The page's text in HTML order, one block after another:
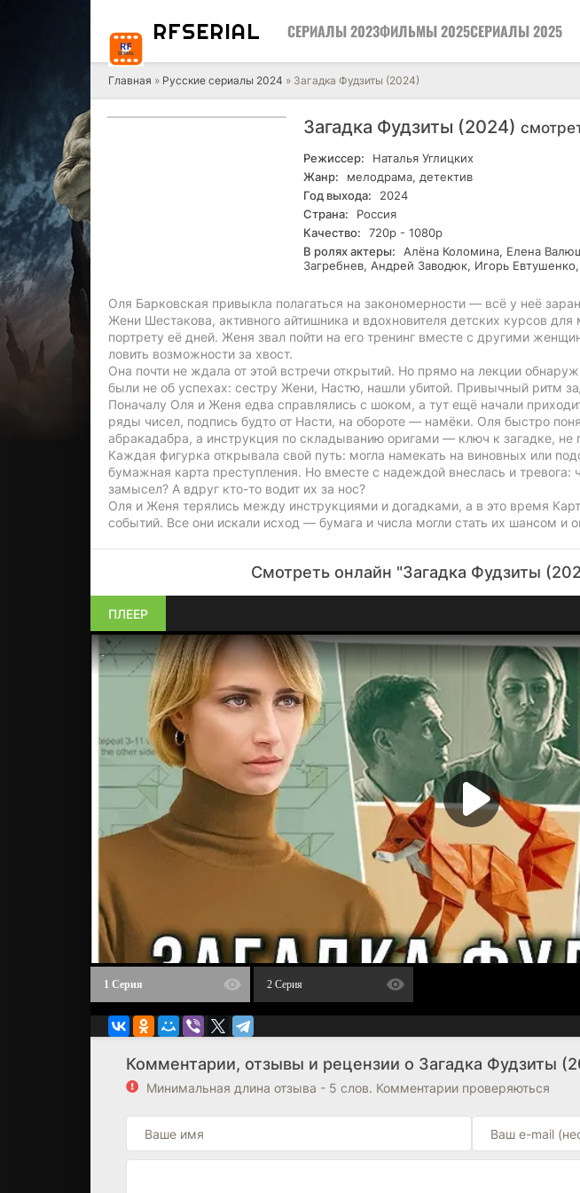
RFSERIAL СЕРИАЛЫ 2023ФИЛЬМЫ 2025СЕРИАЛЫ 2025
Главная » Русские сериалы 2024 » Загадка Фудзиты (2024)
Загадка Фудзиты (2024)
Режиссер:
Наталья Углицких
Жанр:
мелодрама, детектив
Год выхода:
2024
Страна:
Россия
Качество:
720р - 1080р
В ролях актеры:
Алёна Коломина, Елена
Загребнев, Андрей Заводюк, Игорь
Оля Барковская привыкла полагаться на закономерности — всё у неё
Жени Шестакова, активного айтишника и вдохновителя детских курсов
портрету её дней. Женя звал пойти на его тренинг вместе с другими
ловить возможности за хвост.
Она почти не ждала от этой встречи открытий. Но прямо на лекции
были не об успехах: сестру Жени, Настю, нашли убитой. Привычный ритм
Поначалу Оля и Женя едва справлялись с шоком, а тут ещё начали
ряды чисел, подпись будто от Насти, на обороте — намёки. Оля быстро
абракадабра, а инструкция по складыванию оригами — ключ к загадке, не
Каждая фигурка открывала свой путь: могла намекать на виновных или
бумажная карта преступления. Но вместе с надеждой внеслась и тревога:
замысел? А вдруг кто-то водит их за нос?
Оля и Женя терялись между инструкциями и догадками, а в это время
событий. Все они искали исход — бумага и числа могли стать их шансом и
Смотреть онлайн "Загадка Фудзиты
ПЛЕЕР
1 Серия 2 Серия
Комментарии, отзывы и рецензии о Загадка Фудзиты
Минимальная длина отзыва - 5 слов. Комментарии проверяються